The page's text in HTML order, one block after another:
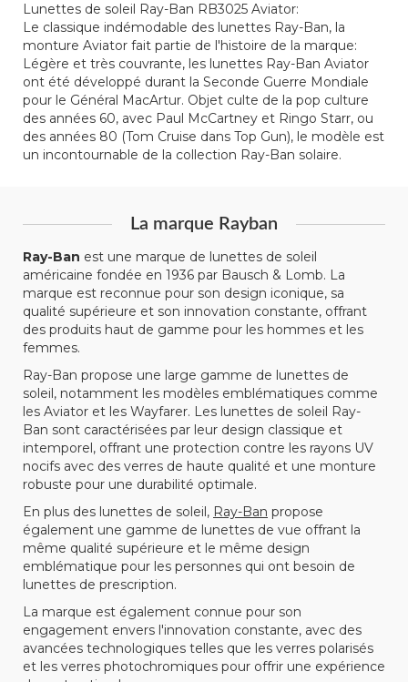
Lunettes de soleil Ray-Ban RB3025 Aviator:
Le classique indémodable des lunettes Ray-Ban, la
monture Aviator fait partie de l'histoire de la marque:
Légère et très couvrante, les lunettes Ray-Ban Aviator
ont été développé durant la Seconde Guerre Mondiale
pour le Général MacArtur. Objet culte de la pop culture
des années 60, avec Paul McCartney et Ringo Starr, ou
des années 80 (Tom Cruise dans Top Gun), le modèle est
un incontournable de la collection Ray-Ban solaire.
La marque Rayban
Ray-Ban est une marque de lunettes de soleil
américaine fondée en 1936 par Bausch & Lomb. La
marque est reconnue pour son design iconique, sa
qualité supérieure et son innovation constante, offrant
des produits haut de gamme pour les hommes et les
femmes.
Ray-Ban propose une large gamme de lunettes de
soleil, notamment les modèles emblématiques comme
les Aviator et les Wayfarer. Les lunettes de soleil Ray-
Ban sont caractérisées par leur design classique et
intemporel, offrant une protection contre les rayons UV
nocifs avec des verres de haute qualité et une monture
robuste pour une durabilité optimale.
En plus des lunettes de soleil, Ray-Ban propose
également une gamme de lunettes de vue offrant la
même qualité supérieure et le même design
emblématique pour les personnes qui ont besoin de
lunettes de prescription.
La marque est également connue pour son
engagement envers l'innovation constante, avec des
avancées technologiques telles que les verres polarisés
et les verres photochromiques pour offrir une expérience